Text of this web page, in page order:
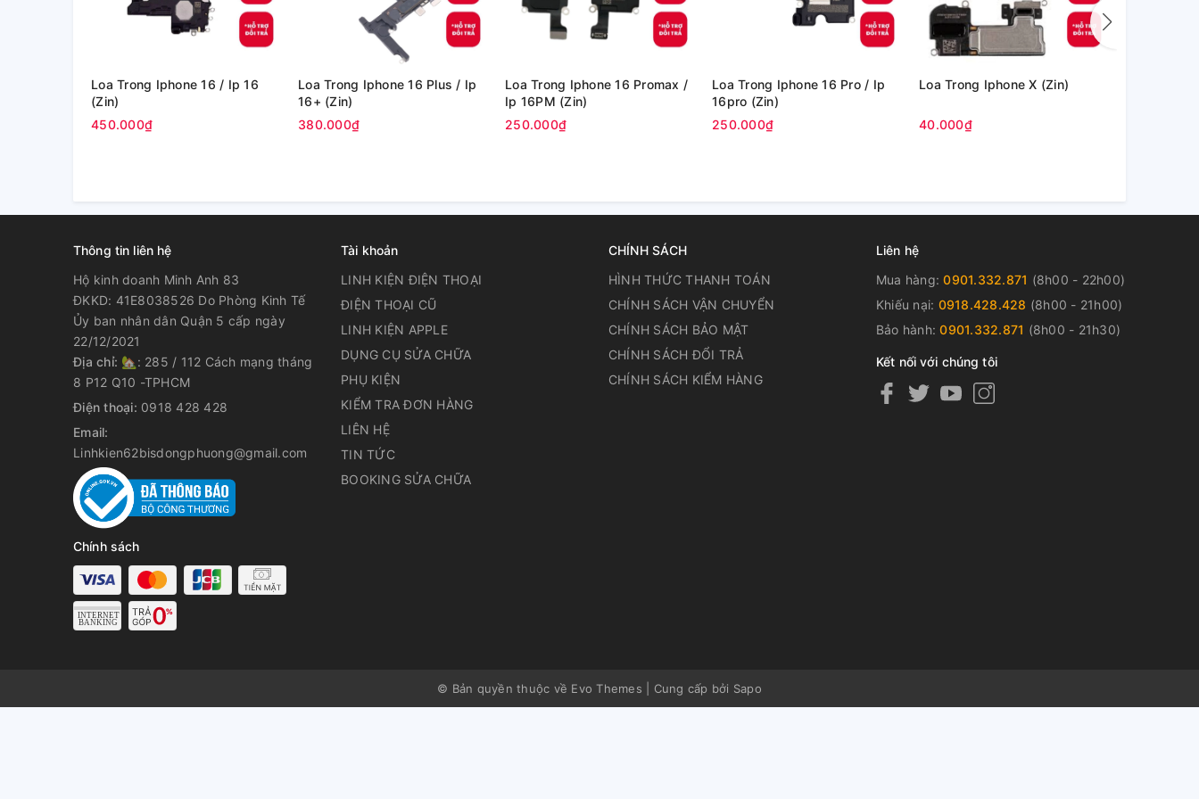
Loa Trong Iphone 16 / Ip 16
(Zin)
450.000₫
Loa Trong Iphone 16 Plus / Ip
16+ (Zin)
380.000₫
Loa Trong Iphone 16 Promax /
Ip 16PM (Zin)
250.000₫
Loa Trong Iphone 16 Pro / Ip
16pro (Zin)
250.000₫
Loa Trong Iphone X (Zin)
40.000₫
Thông tin liên hệ
Hộ kinh doanh Minh Anh 83
ĐKKD: 41E8038526 Do Phòng Kinh Tế
Ủy ban nhân dân Quận 5 cấp ngày
22/12/2021
Địa chỉ: 🏡: 285 / 112 Cách mạng tháng
8 P12 Q10 -TPHCM
Điện thoại: 0918 428 428
Email:
Linhkien62bisdongphuong@gmail.com
Chính sách
Tài khoản
LINH KIỆN ĐIỆN THOẠI
ĐIỆN THOẠI CŨ
LINH KIỆN APPLE
DỤNG CỤ SỬA CHỮA
PHỤ KIỆN
KIỂM TRA ĐƠN HÀNG
LIÊN HỆ
TIN TỨC
BOOKING SỬA CHỮA
CHÍNH SÁCH
HÌNH THỨC THANH TOÁN
CHÍNH SÁCH VẬN CHUYỂN
CHÍNH SÁCH BẢO MẬT
CHÍNH SÁCH ĐỔI TRẢ
CHÍNH SÁCH KIỂM HÀNG
Liên hệ
Mua hàng:0901.332.871 (8h00 - 22h00)
Khiếu nại: 0918.428.428 (8h00 - 21h00)
Bảo hành:0901.332.871 (8h00 - 21h30)
Kết nối với chúng tôi
© Bản quyền thuộc về Evo Themes Cung cấp bởi Sapo